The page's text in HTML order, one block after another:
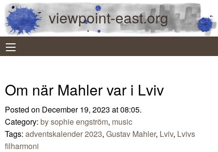
viewpoint-east.org
Om när Mahler var i Lviv
Posted on December 19, 2023 at 08:05.
Category: by sophie engström, music
Tags: adventskalender 2023, Gustav Mahler, Lviv, Lvivs
filharmoni